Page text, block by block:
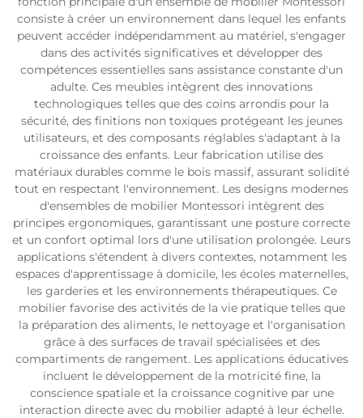
consiste à créer un environnement dans lequel les enfants
peuvent accéder indépendamment au matériel, s'engager
dans des activités significatives et développer des
compétences essentielles sans assistance constante d'un
adulte. Ces meubles intègrent des innovations
technologiques telles que des coins arrondis pour la
sécurité, des finitions non toxiques protégeant les jeunes
utilisateurs, et des composants réglables s'adaptant à la
croissance des enfants. Leur fabrication utilise des
matériaux durables comme le bois massif, assurant solidité
tout en respectant l'environnement. Les designs modernes
d'ensembles de mobilier Montessori intègrent des
principes ergonomiques, garantissant une posture correcte
et un confort optimal lors d'une utilisation prolongée. Leurs
applications s'étendent à divers contextes, notamment les
espaces d'apprentissage à domicile, les écoles maternelles,
les garderies et les environnements thérapeutiques. Ce
mobilier favorise des activités de la vie pratique telles que
la préparation des aliments, le nettoyage et l'organisation
grâce à des surfaces de travail spécialisées et des
compartiments de rangement. Les applications éducatives
incluent le développement de la motricité fine, la
conscience spatiale et la croissance cognitive par une
interaction directe avec du mobilier adapté à leur échelle.